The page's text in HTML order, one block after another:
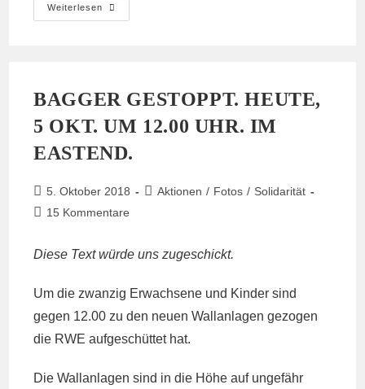
Weiterlesen
Aktuell
Wird
BAGGER GESTOPPT. HEUTE,
5 OKT. UM 12.00 UHR. IM
EASTEND.
Beitrag
veröffentlicht:
5. Oktober 2018
Beitrags-
Aktionen / Fotos / Solidarität
Beitrags-
15 Kommentare
Diese Text würde uns zugeschickt.
Um die zwanzig Erwachsene und Kinder sind
gegen 12.00 zu den neuen Wallanlagen gezogen
die RWE aufgeschüttet hat.
Die Wallanlagen sind in die Höhe auf ungefähr